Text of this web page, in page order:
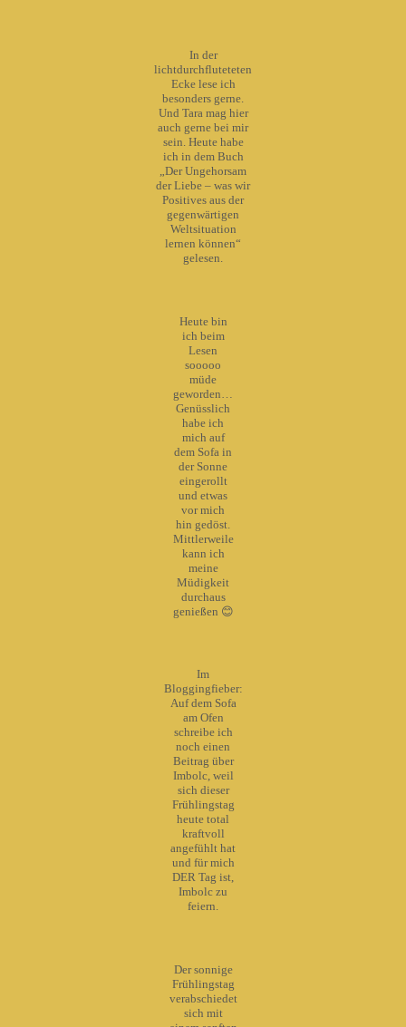
In der
lichtdurchfluteteten
Ecke lese ich
besonders gerne.
Und Tara mag hier
auch gerne bei mir
sein. Heute habe
ich in dem Buch
„Der Ungehorsam
der Liebe – was wir
Positives aus der
gegenwärtigen
Weltsituation
lernen können“
gelesen.
Heute bin
ich beim
Lesen
sooooo
müde
geworden…
Genüsslich
habe ich
mich auf
dem Sofa in
der Sonne
eingerollt
und etwas
vor mich
hin gedöst.
Mittlerweile
kann ich
meine
Müdigkeit
durchaus
genießen 😊
Im
Bloggingfieber:
Auf dem Sofa
am Ofen
schreibe ich
noch einen
Beitrag über
Imbolc, weil
sich dieser
Frühlingstag
heute total
kraftvoll
angefühlt hat
und für mich
DER Tag ist,
Imbolc zu
feiern.
Der sonnige
Frühlingstag
verabschiedet
sich mit